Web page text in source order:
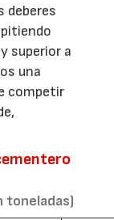
deberes
superior a
una
competir
toneladas)